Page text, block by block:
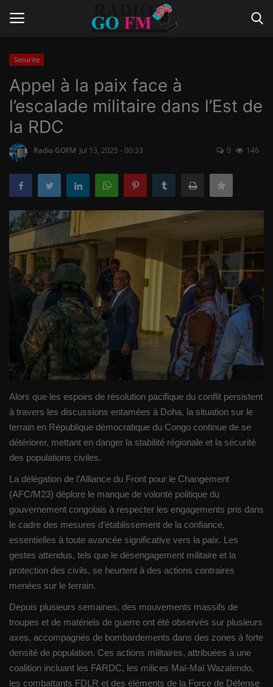
Home
Gallery
Le Journal
Communiqué de presse
Gallery
Sport
Société
Qui sommes nous
Language
Français English
Securite
Appel à la paix face à
l’escalade militaire dans l’Est de
la RDC
Radio GOFM Jul 13, 2025 - 00:33 0 146
Alors que les espoirs de résolution pacifique du conflit persistent
à travers les discussions entamées à Doha, la situation sur le
terrain en République démocratique du Congo continue de se
détériorer, mettant en danger la stabilité régionale et la sécurité
des populations civiles.
La délégation de l’Alliance du Front pour le Changement
(AFC/M23) déplore le manque de volonté politique du
gouvernement congolais à respecter les engagements pris dans
le cadre des mesures d’établissement de la confiance,
essentielles à toute avancée significative vers la paix. Les
gestes attendus, tels que le désengagement militaire et la
protection des civils, se heurtent à des actions contraires
menées sur le terrain.
Depuis plusieurs semaines, des mouvements massifs de
troupes et de matériels de guerre ont été observés sur plusieurs
axes, accompagnés de bombardements dans des zones à forte
densité de population. Ces actions militaires, attribuées à une
coalition incluant les FARDC, les milices Maï-Maï Wazalendo,
les combattants FDLR et des éléments de la Force de Défense